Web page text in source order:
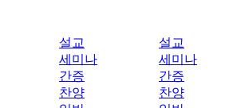
설교
세미나
간증
찬양
설교
세미나
간증
찬양